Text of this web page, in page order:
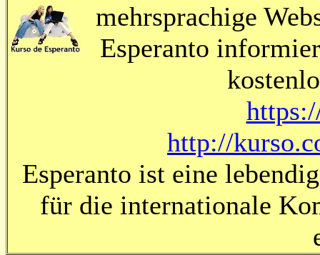
mehrsprachige
Esperanto
http://
Esperanto ist eine
für die internationale